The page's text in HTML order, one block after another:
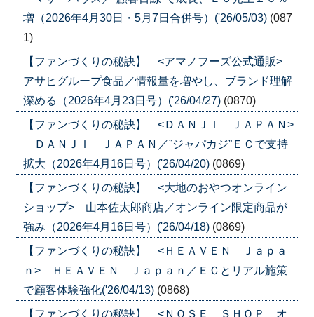
増（2026年4月30日・5月7日合併号）('26/05/03) (087
1)
【ファンづくりの秘訣】 <アマノフーズ公式通販>
アサヒグループ食品／情報量を増やし、ブランド理解
深める（2026年4月23日号）('26/04/27) (0870)
【ファンづくりの秘訣】 <ＤＡＮＪＩ ＪＡＰＡＮ>
ＤＡＮＪＩ ＪＡＰＡＮ／”ジャパカジ”ＥＣで支持
拡大（2026年4月16日号）('26/04/20) (0869)
【ファンづくりの秘訣】 <大地のおやつオンライン
ショップ> 山本佐太郎商店／オンライン限定商品が
強み（2026年4月16日号）('26/04/18) (0869)
【ファンづくりの秘訣】 <ＨＥＡＶＥＮ Ｊａｐａ
ｎ> ＨＥＡＶＥＮ Ｊａｐａｎ／ＥＣとリアル施策
で顧客体験強化('26/04/13) (0868)
【ファンづくりの秘訣】 <ＮＯＳＥ ＳＨＯＰ オ